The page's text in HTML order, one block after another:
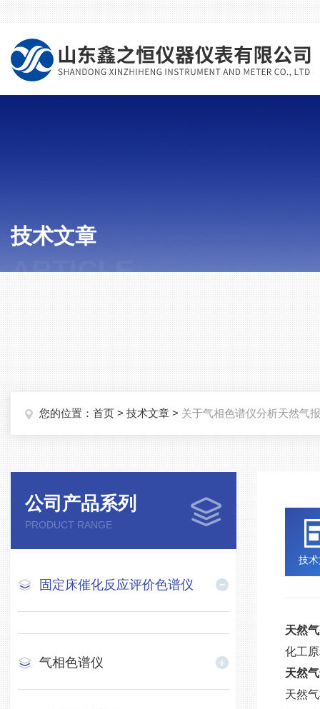
技术文章
ARTICLE
您的位置： 首页 > 技术文章 > 关于气相色谱仪分析天然气
公司产品系列
PRODUCT RANGE
固定床催化反应评价色谱仪
气相色谱仪
技
天然气
化工
天然
天然